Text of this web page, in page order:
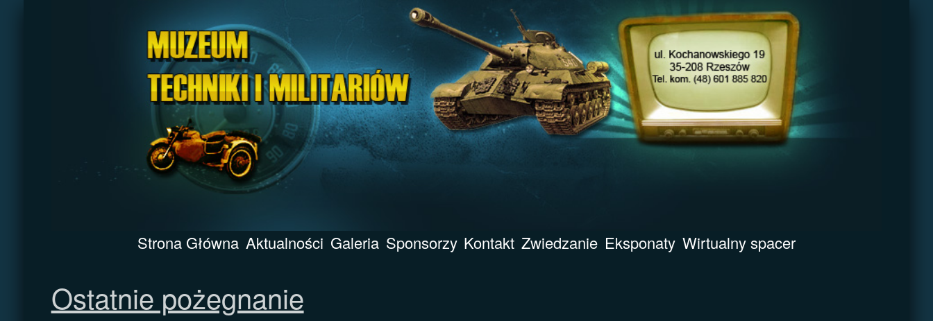
Strona Główna Aktualności Galeria Sponsorzy Kontakt Zwiedzanie Eksponaty Wirtualny spacer
Ostatnie pożegnanie